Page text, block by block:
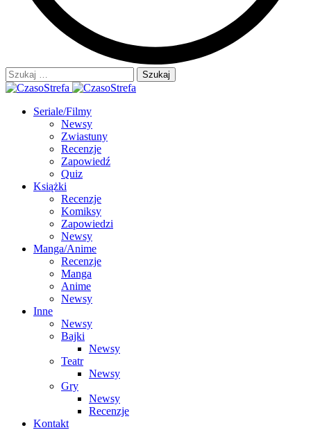
Szukaj:
Seriale/Filmy
Newsy
Zwiastuny
Recenzje
Zapowiedź
Quiz
Książki
Recenzje
Komiksy
Zapowiedzi
Newsy
Manga/Anime
Recenzje
Manga
Anime
Newsy
Inne
Newsy
Bajki
Newsy
Teatr
Newsy
Gry
Newsy
Recenzje
Kontakt